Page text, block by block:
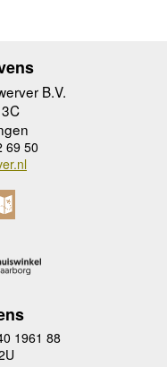
B.V.
69 50
1961 88